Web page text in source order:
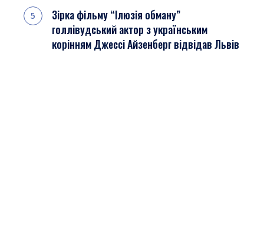
Зірка фільму “Ілюзія обману”
голлівудський актор з українським
корінням Джессі Айзенберг відвідав Львів